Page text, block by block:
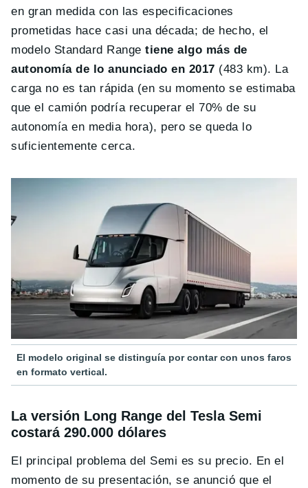
en gran medida con las especificaciones
prometidas hace casi una década; de hecho, el
modelo Standard Rangetiene algo más de
autonomía de lo anunciado en 2017 (483 km). La
carga no es tan rápida (en su momento se estimaba
que el camión podría recuperar el 70% de su
autonomía en media hora), pero se queda lo
suficientemente cerca.
El modelo original se distinguía por contar con unos faros
en formato vertical.
La versión Long Range del Tesla Semi
costará 290.000 dólares
El principal problema del Semi es su precio. En el
momento de su presentación, se anunció que el